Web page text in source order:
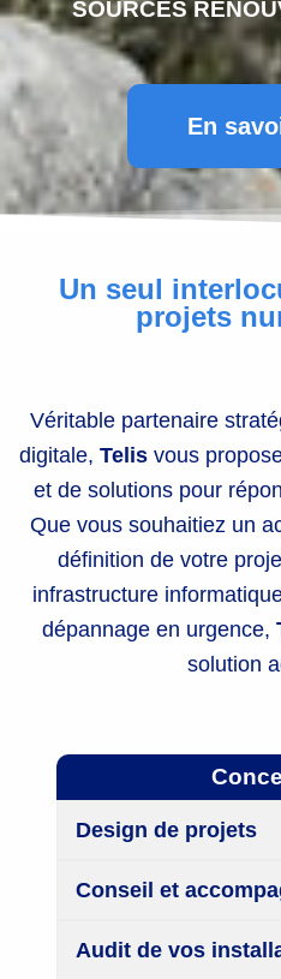
SOURCES
En
Un seul
projets
Véritable partenaire
digitale, Telis vous
et de solutions pour
Que vous souhaitiez un
définition de votre
infrastructure
dépannage en urgence,
solution
Design de projets
Conseil et
Audit de vos